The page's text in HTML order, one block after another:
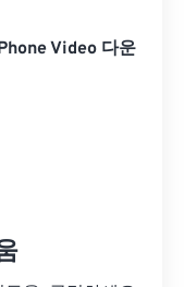
Video 다운